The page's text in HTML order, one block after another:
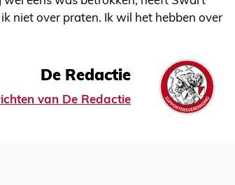
niet over praten. Ik wil het hebben over
De Redactie
van De Redactie